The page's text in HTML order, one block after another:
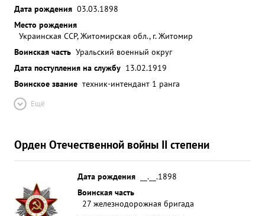
Дата рождения 03.03.1898
Место рождения
Украинская ССР, Житомирская обл., г. Житомир
Воинская часть Уральский военный округ
Дата поступления на службу 13.02.1919
Воинское звание техник-интендант 1 ранга
Ещё
Орден Отечественной войны II степени
Дата рождения
__.__.1898
Воинская часть
27 железнодорожная бригада